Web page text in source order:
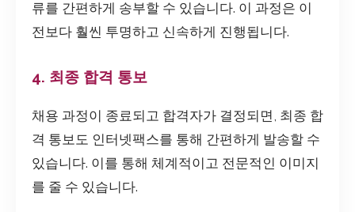
류를 간편하게 송부할 수 있습니다. 이 과정은 이
전보다 훨씬 투명하고 신속하게 진행됩니다.
4. 최종 합격 통보
채용 과정이 종료되고 합격자가 결정되면, 최종 합
격 통보도 인터넷팩스를 통해 간편하게 발송할 수
있습니다. 이를 통해 체계적이고 전문적인 이미지
를 줄 수 있습니다.